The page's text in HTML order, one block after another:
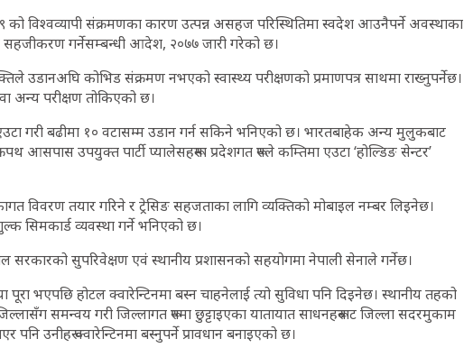
विश्वव्यापी संक्रमणका कारण उत्पन्न असहज परिस्थितिमा स्वदेश आउनैपर्ने अवस्थाका
गर्नेसम्बन्धी आदेश, २०७७ जारी गरेको छ।
उडानअघि कोभिड संक्रमण नभएको स्वास्थ्य परीक्षणको प्रमाणपत्र साथमा राख्नुपर्नेछ।
अन्य परीक्षण तोकिएको छ।
गरी बढीमा १० वटासम्म उडान गर्न सकिने भनिएको छ। भारतबाहेक अन्य मुलुकबाट
आसपास उपयुक्त पार्टी प्यालेसहरूमा प्रदेशगत रूपले कम्तिमा एउटा ‘होल्डिङ सेन्टर’
विवरण तयार गरिने र ट्रेसिङ सहजताका लागि व्यक्तिको मोबाइल नम्बर लिइनेछ।
सिमकार्ड व्यवस्था गर्ने भनिएको छ।
सरकारको सुपरिवेक्षण एवं स्थानीय प्रशासनको सहयोगमा नेपाली सेनाले गर्नेछ।
पूरा भएपछि होटल क्वारेन्टिनमा बस्न चाहनेलाई त्यो सुविधा पनि दिइनेछ। स्थानीय तहको
समन्वय गरी जिल्लागत रूपमा छुट्टाइएका यातायात साधनहरूबाट जिल्ला सदरमुकाम
पनि उनीहरू क्वारेन्टिनमा बस्नुपर्ने प्रावधान बनाइएको छ।